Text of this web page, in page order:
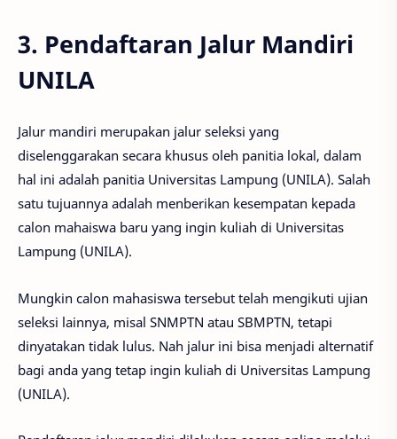
3. Pendaftaran Jalur Mandiri
UNILA
Jalur mandiri merupakan jalur seleksi yang
diselenggarakan secara khusus oleh panitia lokal, dalam
hal ini adalah panitia Universitas Lampung (UNILA). Salah
satu tujuannya adalah menberikan kesempatan kepada
calon mahaiswa baru yang ingin kuliah di Universitas
Lampung (UNILA).
Mungkin calon mahasiswa tersebut telah mengikuti ujian
seleksi lainnya, misal SNMPTN atau SBMPTN, tetapi
dinyatakan tidak lulus. Nah jalur ini bisa menjadi alternatif
bagi anda yang tetap ingin kuliah di Universitas Lampung
(UNILA).